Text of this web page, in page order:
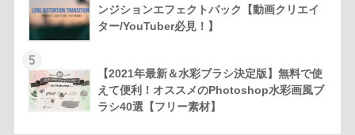
ンジションエフェクトパック【動画クリエイ
ター/YouTuber必見！】
5
【2021年最新＆水彩ブラシ決定版】無料で使
えて便利！オススメのPhotoshop水彩画風ブ
ラシ40選【フリー素材】